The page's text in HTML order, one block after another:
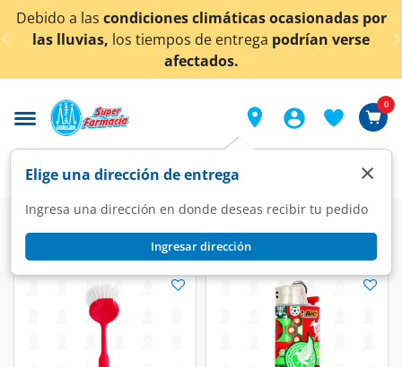
< div class="carousel-inner">
Debido a las condiciones climáticas ocasionadas por
las lluvias, los tiempos de entrega podrían verse
afectados.
Elige una dirección de entrega
Ingresa una dirección en donde deseas recibir tu pedido
Ingresar dirección
×
0
Super Hogar Jardín y Ferretería Ferretería
(6 productos)